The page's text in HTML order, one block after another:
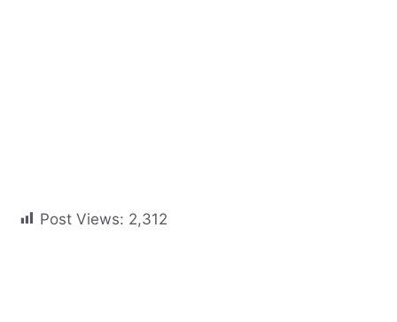
Post Views: 2,312